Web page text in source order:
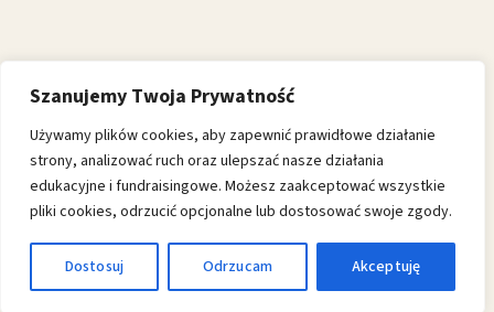
Szanujemy Twoja Prywatność
Używamy plików cookies, aby zapewnić prawidłowe działanie
strony, analizować ruch oraz ulepszać nasze działania
edukacyjne i fundraisingowe. Możesz zaakceptować wszystkie
pliki cookies, odrzucić opcjonalne lub dostosować swoje zgody.
Dostosuj Odrzucam Akceptuję